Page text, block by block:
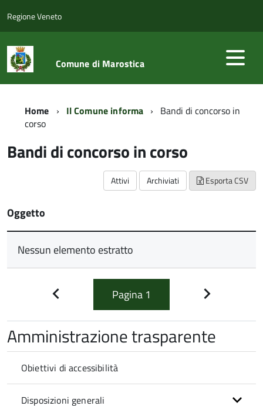
Regione Veneto
Comune di Marostica
Home Il Comune informa
Bandi di concorso in
corso
Bandi di concorso in corso
Attivi Archiviati Esporta CSV
Oggetto
Nessun elemento estratto
Pagina 1
Amministrazione trasparente
Obiettivi di accessibilità
Disposizioni generali